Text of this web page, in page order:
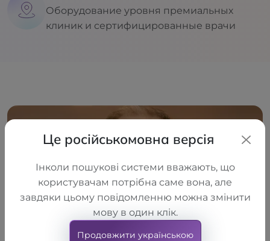
Оборудование уровня премиальных
клиник и сертифицированные врачи
Це російськомовна версія
Інколи пошукові системи вважають, що
користувачам потрібна саме вона, але
завдяки цьому повідомленню можна змінити
мову в один клік.
Продовжити українською